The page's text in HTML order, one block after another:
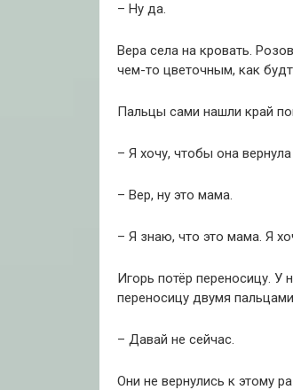
– Ну да.
Вера села на кровать.
чем-то цветочным, как
Пальцы сами нашли край
– Я хочу, чтобы она
– Вер, ну это мама.
– Я знаю, что это мама. Я
Игорь потёр переносицу. У
переносицу двумя
– Давай не сейчас.
Они не вернулись к этому